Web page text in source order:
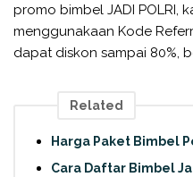
promo bimbel JADI POLRI,
menggunakaan Kode
dapat diskon sampai 80%,
Related
Harga Paket Bimbel
Cara Daftar Bimbel